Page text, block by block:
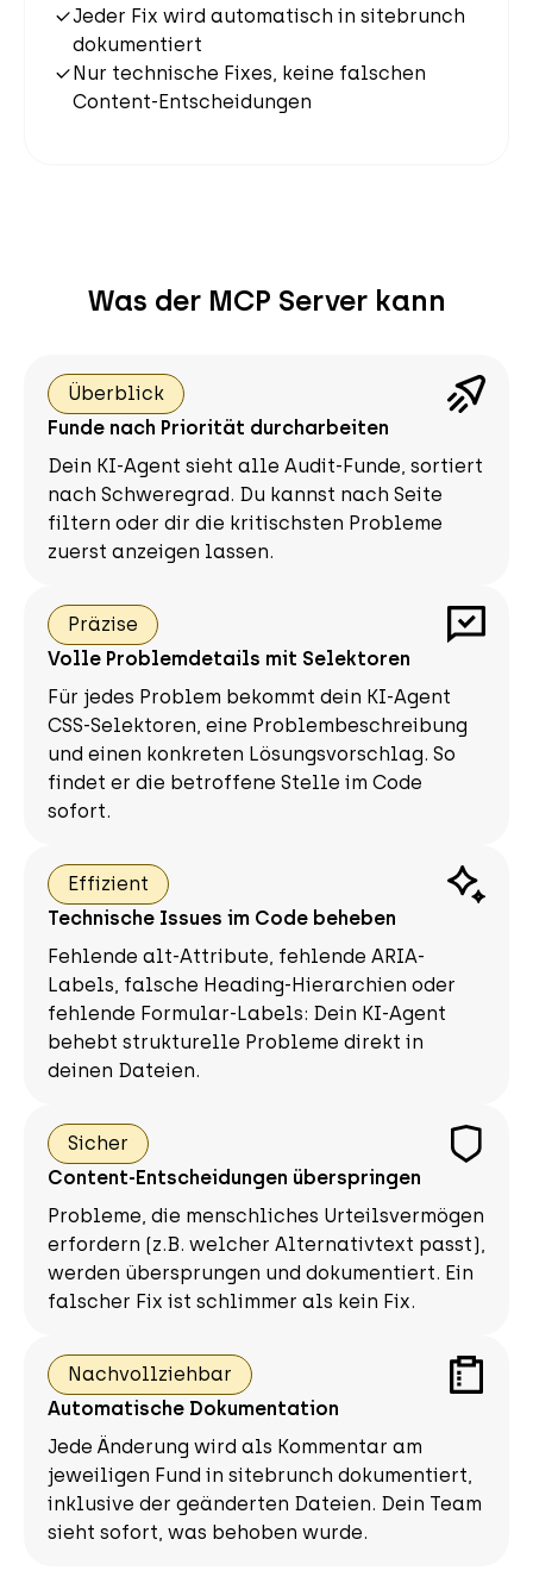
Jeder Fix wird automatisch in sitebrunch
dokumentiert
Nur technische Fixes, keine falschen
Content-Entscheidungen
Was der MCP Server kann
Überblick
Funde nach Priorität durcharbeiten
Dein KI-Agent sieht alle Audit-Funde, sortiert
nach Schweregrad. Du kannst nach Seite
filtern oder dir die kritischsten Probleme
zuerst anzeigen lassen.
Präzise
Volle Problemdetails mit Selektoren
Für jedes Problem bekommt dein KI-Agent
CSS-Selektoren, eine Problembeschreibung
und einen konkreten Lösungsvorschlag. So
findet er die betroffene Stelle im Code
sofort.
Effizient
Technische Issues im Code beheben
Fehlende alt-Attribute, fehlende ARIA-
Labels, falsche Heading-Hierarchien oder
fehlende Formular-Labels: Dein KI-Agent
behebt strukturelle Probleme direkt in
deinen Dateien.
Sicher
Content-Entscheidungen überspringen
Probleme, die menschliches Urteilsvermögen
erfordern (z.B. welcher Alternativtext passt),
werden übersprungen und dokumentiert. Ein
falscher Fix ist schlimmer als kein Fix.
Nachvollziehbar
Automatische Dokumentation
Jede Änderung wird als Kommentar am
jeweiligen Fund in sitebrunch dokumentiert,
inklusive der geänderten Dateien. Dein Team
sieht sofort, was behoben wurde.